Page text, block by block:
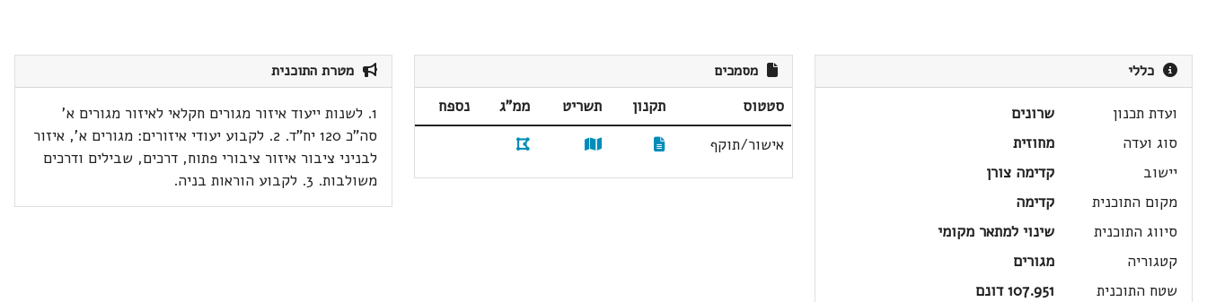
כללי
ועדת תכנון
שרונים
סוג ועדה
מחוזית
יישוב
קדימה צורן
מקום התוכנית
קדימה
סיווג התוכנית
שינוי למתאר מקומי
קטגוריה
מגורים
שטח התוכנית
107.951 דונם
מסמכים
סטטוס תקנון תשריט ממ"ג
נספח
אישור/תוקף
מטרת התוכנית
1. לשנות ייעוד איזור מגורים חקלאי לאיזור מגורים א'
סה"כ 120 יח"ד. 2. לקבוע יעודי איזורים: מגורים א', איזור
לבניני ציבור איזור ציבורי פתוח, דרכים, שבילים ודרכים
משולבות. 3. לקבוע הוראות בניה.